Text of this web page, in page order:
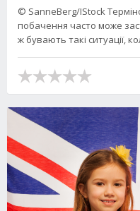
© SanneBerg/IStock
побачення часто може
ж бувають такі ситуації,